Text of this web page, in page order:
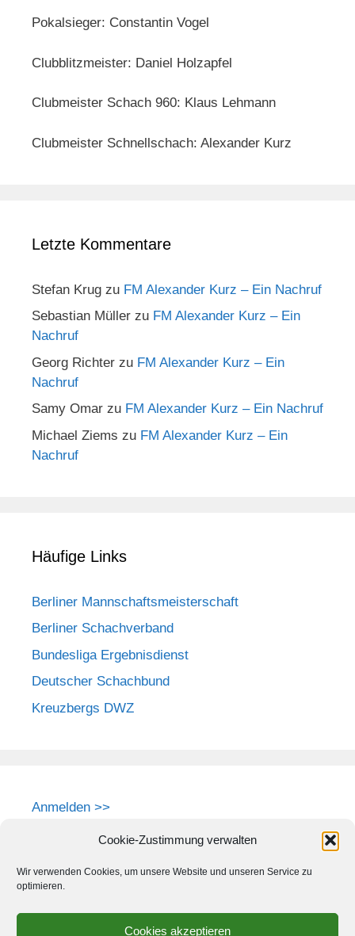
Cookie-Zustimmung verwalten
Wir verwenden Cookies, um unsere Website und unseren Service zu
optimieren.
Cookies akzeptieren
Pokalsieger: Constantin Vogel
Clubblitzmeister: Daniel Holzapfel
Clubmeister Schach 960: Klaus Lehmann
Clubmeister Schnellschach: Alexander Kurz
Letzte Kommentare
Stefan Krug zu FM Alexander Kurz – Ein Nachruf
Sebastian Müller zu FM Alexander Kurz – Ein
Nachruf
Georg Richter zu FM Alexander Kurz – Ein
Nachruf
Samy Omar zu FM Alexander Kurz – Ein Nachruf
Michael Ziems zu FM Alexander Kurz – Ein
Nachruf
Häufige Links
Berliner Mannschaftsmeisterschaft
Berliner Schachverband
Bundesliga Ergebnisdienst
Deutscher Schachbund
Kreuzbergs DWZ
Anmelden >>